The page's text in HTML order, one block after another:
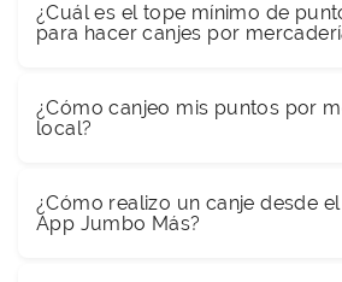
¿Cuál es el tope mínimo de
para hacer canjes por
¿Cómo canjeo mis puntos por
local?
¿Cómo realizo un canje desde
App Jumbo Más?